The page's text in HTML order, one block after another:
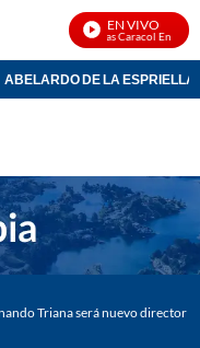
EN VIVO
Noticias Caracol En Vivo
ABELARDO DE LA ESPRIELLA
Triana será nuevo director